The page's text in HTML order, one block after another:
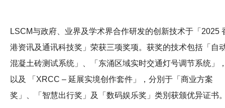
LSCM与政府、业界及学术界合作研发的创新技术于「2025
港资讯及通讯科技奖」荣获三项奖项。获奖的技术包括「自
混凝土砖测试系统」、「东涌区域实时交通灯号调节系统」
以及 「XRCC – 延展实境创作套件」，分別于「商业方案
奖」、「智慧出行奖」及「数码娱乐奖」类別获颁优异证书